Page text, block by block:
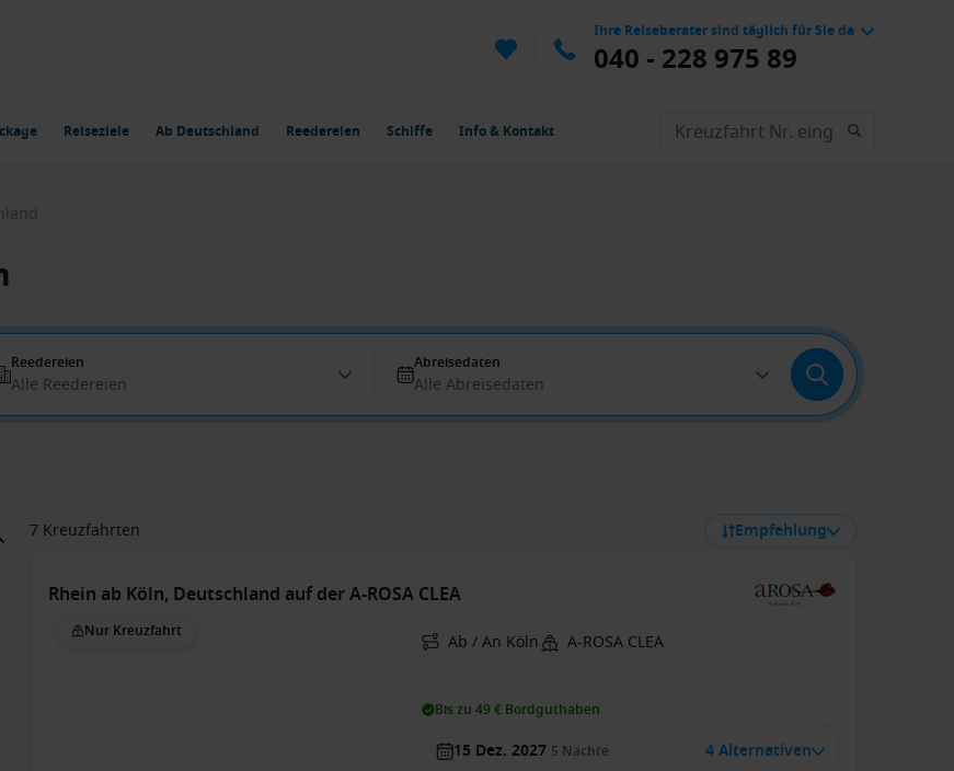
Ihre Reiseberater sind täglich für Sie da
040 - 228 975 89
Reiseziele Ab Deutschland Reedereien Schiffe Info & Kontakt
Reedereien
Alle Reedereien
Abreisedaten
Alle Abreisedaten
7 Kreuzfahrten Empfehlung
Rhein ab Köln, Deutschland auf der A-ROSA CLEA
Nur Kreuzfahrt Ab / An Köln A-ROSA CLEA
Bis zu 49 € Bordguthaben
15 Dez. 2027 5 Nächte 4 Alternativen